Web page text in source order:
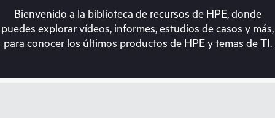
En estos momentos, tu
Bienvenido a la biblioteca de recursos de HPE, donde
puedes explorar vídeos, informes, estudios de casos y más,
para conocer los últimos productos de HPE y temas de TI.